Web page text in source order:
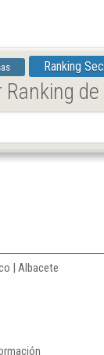
Ranking
| Albacete